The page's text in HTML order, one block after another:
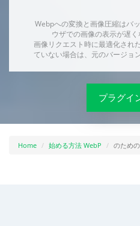
Webpへの変換と画像圧縮はバ
ウザでの画像の表示が遅く
画像リクエスト時に最適化され
ていない場合は、元のバージョ
プラグイ
Home 始める方法 WebP のため